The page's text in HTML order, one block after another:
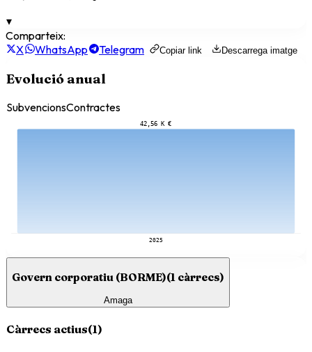
▾
Comparteix:
X
WhatsApp Telegram Copiar link Descarrega imatge
Evolució anual
SubvencionsContractes
42,56 K €
2025
Govern corporatiu (BORME)(1 càrrecs)
Amaga
Càrrecs actius(1)